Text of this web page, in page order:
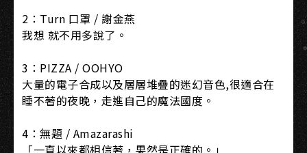
2：Turn 口罩 / 謝金燕​
我想 就不用多說了。​
3：PIZZA / OOHYO​
大量的電子合成以及層層堆疊的迷幻音色,很適合在
睡不著的夜晚，走進自己的魔法國度。​
4：無題 / Amazarashi ​
「一直以來都相信著，果然是正確的。」​